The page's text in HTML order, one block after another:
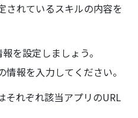
されているスキルの内容を
を設定しましょう。
報を入力してください。
れぞれ該当アプリのURL